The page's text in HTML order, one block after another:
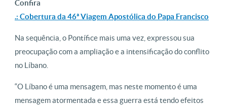
Confira
.: Cobertura da 46ª Viagem Apostólica do Papa Francisco
Na sequência, o Pontífice mais uma vez, expressou sua
preocupação com a ampliação e a intensificação do conflito
no Líbano.
“O Líbano é uma mensagem, mas neste momento é uma
mensagem atormentada e essa guerra está tendo efeitos